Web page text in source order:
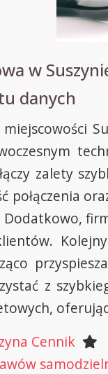
w
danych
zalety
połączenia
z
Cennik